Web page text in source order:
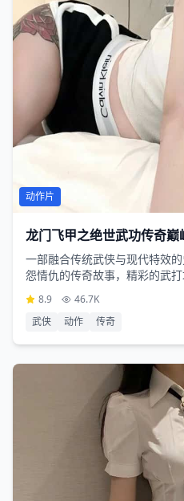
动作片
龙门飞甲之绝世武功传奇
一部融合传统武侠与现代特效
怨情仇的传奇故事，精彩的武
沉浸其中
8.9 46.7K
武侠
动作 传奇